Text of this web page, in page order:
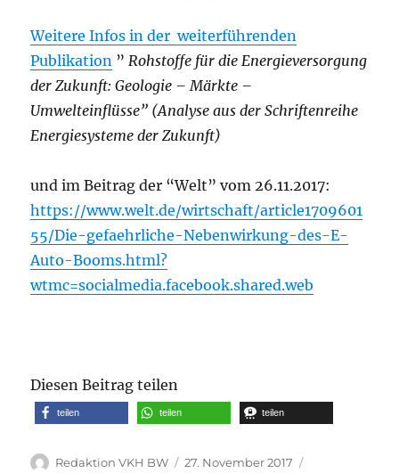
Weitere Infos in der weiterführenden
Publikation ” Rohstoffe für die Energieversorgung
der Zukunft: Geologie – Märkte –
Umwelteinflüsse” (Analyse aus der Schriftenreihe
Energiesysteme der Zukunft)
und im Beitrag der “Welt” vom 26.11.2017:
https://www.welt.de/wirtschaft/article1709601
55/Die-gefaehrliche-Nebenwirkung-des-E-
Auto-Booms.html?
wtmc=socialmedia.facebook.shared.web
Diesen Beitrag teilen
teilen teilen teilen
Autor
Redaktion VKH BW
Veröffentlicht
27. November 2017